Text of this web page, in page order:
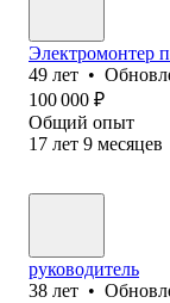
Электромонтер
49 лет •
100 000 ₽
Общий опыт
17 лет 9 месяцев
руководитель
38 лет •